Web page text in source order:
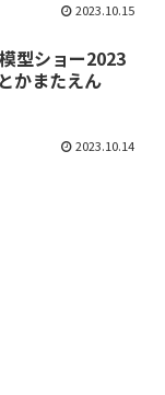
2023.10.15
型ショー2023
かまたえん
2023.10.14